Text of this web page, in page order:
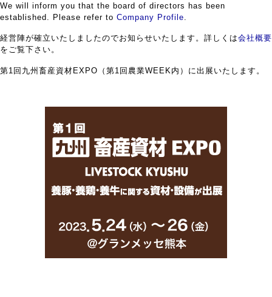
We will inform you that the board of directors has been
established. Please refer to Company Profile
経営陣が確立いたしましたのでお知らせいたします。詳しくは会社概要
をご覧下さい。
第1回九州畜産資材EXPO（第1回農業WEEK内）に出展いたします。